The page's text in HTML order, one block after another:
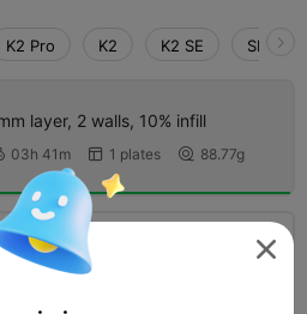
K2 Pro K2 K2 SE
layer, 2 walls, 10% infill
03h 41m  1 plates  88.77g
3 walls, 15% infill 